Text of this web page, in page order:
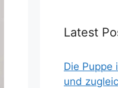
Latest
Die Puppe
und